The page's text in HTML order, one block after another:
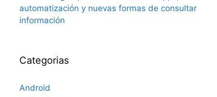
automatización y nuevas formas de consultar
información
Categorias
Android